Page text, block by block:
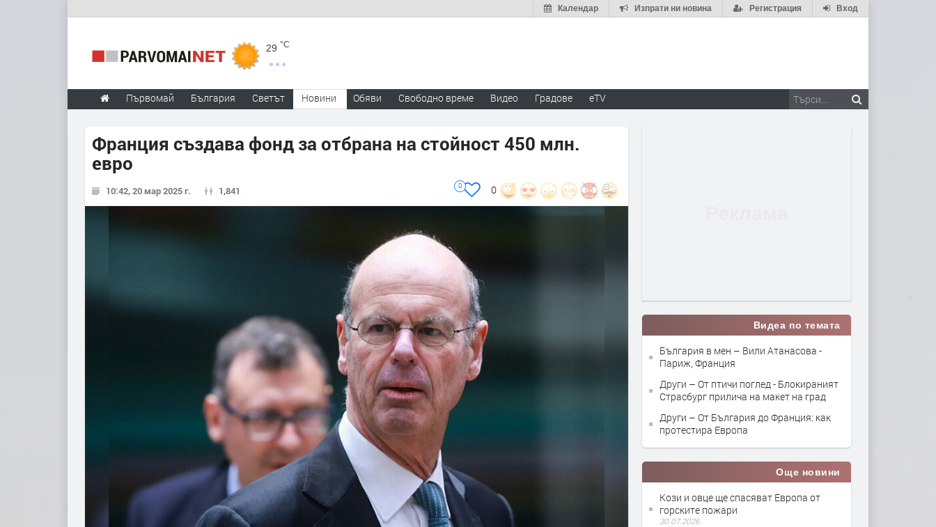
Вход
Регистрация
Изпрати ни новина
Календар
29 °C
Първомай България Светът Новини Обяви Свободно време Видео Градове eTV
Франция създава фонд за отбрана на стойност 450 млн.
евро
10:42, 20 мар 2025 г. 1,841 0
0
Видеа по темата
България в мен – Вили Атанасова -
Париж, Франция
Други – От птичи поглед - Блокираният
Страсбург прилича на макет на град
Други – От България до Франция: как
протестира Европа
Още новини
Кози и овце ще спасяват Европа от
горските пожари
30.07.2026